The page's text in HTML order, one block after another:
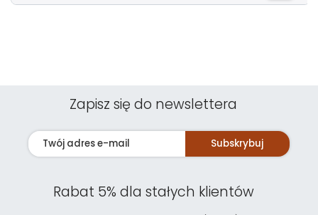
Zapisz się do newslettera
Subskrybuj
Rabat 5% dla stałych klientów